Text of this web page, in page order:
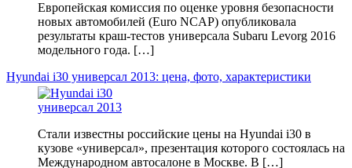
Европейская комиссия по оценке уровня безопасности
новых автомобилей (Euro NCAP) опубликовала
результаты краш-тестов универсала Subaru Levorg 2016
модельного года. […]
Hyundai i30 универсал 2013: цена, фото, характеристики
Стали известны российские цены на Hyundai i30 в
кузове «универсал», презентация которого состоялась на
Международном автосалоне в Москве. В […]